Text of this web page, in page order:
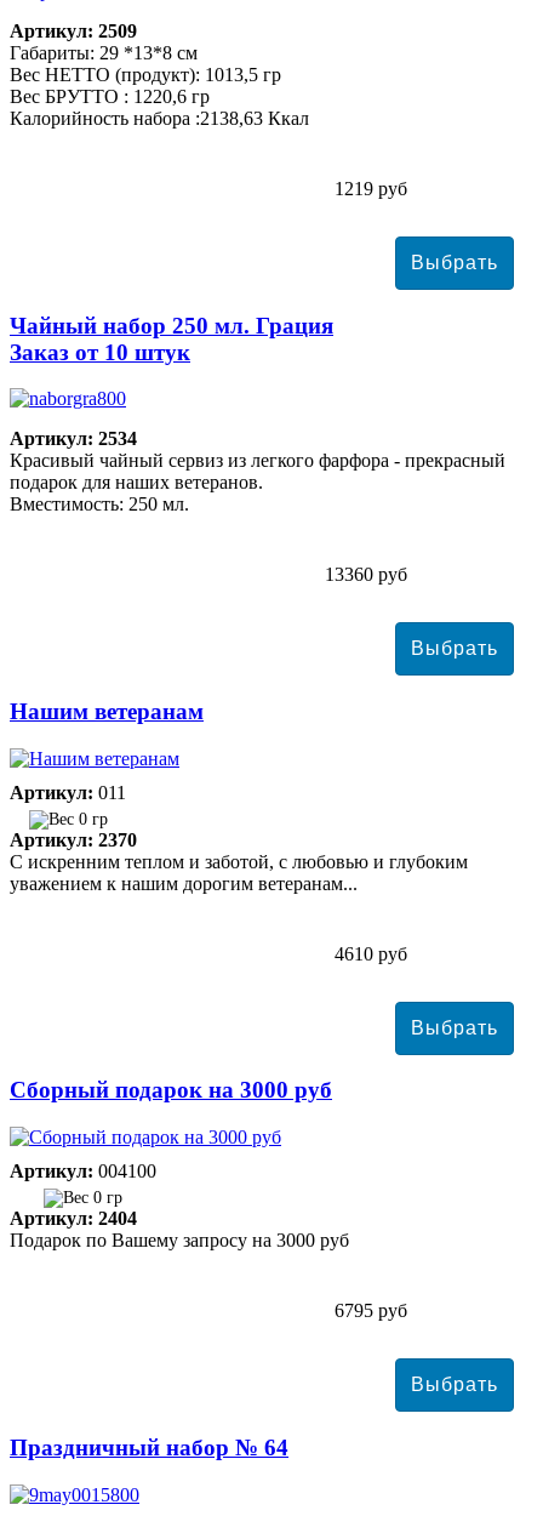
Артикул: 2509
Габариты: 29 *13*8 см
Вес НЕТТО (продукт): 1013,5 гр
Вес БРУТТО : 1220,6 гр
Калорийность набора :2138,63 Ккал
1219 руб
Чайный набор 250 мл. Грация
Заказ от 10 штук
Артикул: 2534
Красивый чайный сервиз из легкого фарфора - прекрасный
подарок для наших ветеранов.
Вместимость: 250 мл.
13360 руб
Нашим ветеранам
Артикул: 011
0 гр
Артикул: 2370
С искренним теплом и заботой, с любовью и глубоким
уважением к нашим дорогим ветеранам...
4610 руб
Сборный подарок на 3000 руб
Артикул: 004100
0 гр
Артикул: 2404
Подарок по Вашему запросу на 3000 руб
6795 руб
Праздничный набор № 64